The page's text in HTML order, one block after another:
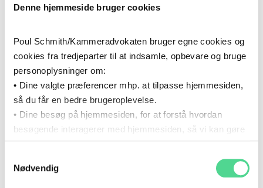
Denne hjemmeside bruger cookies
Poul Schmith/Kammeradvokaten bruger egne cookies og
cookies fra tredjeparter til at indsamle, opbevare og bruge
personoplysninger om:
• Dine valgte præferencer mhp. at tilpasse hjemmesiden,
så du får en bedre brugeroplevelse.
• Dine besøg på hjemmesiden, for at forstå hvordan
besøgende interagerer med hjemmesiden, så vi kan gøre
Du kan til enhver tid tilbagekalde dit samtykke via det link,
som du finder i bunden af hjemmesiden.
Nødvendig
HOLD DIG OPDATERET: FÅ JURIDISK
VIDEN OG INDSIGTER FRA VORES
EKSPERTER DIREKTE I DIN
INDBAKKE
igen senere. Vi beklager ulejligheden.